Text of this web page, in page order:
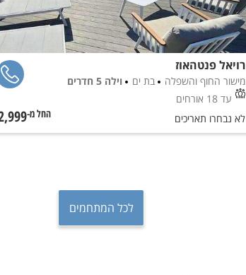
רויאל פנטהאוז
מישור החוף והשפלה בת ים
וילה 5 חדרים
עד 18 אורחים
לא נבחרו תאריכים החל מ-₪
לכל המתחמים